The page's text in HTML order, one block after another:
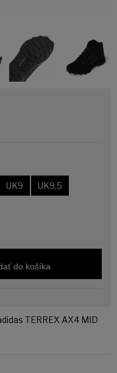
UK9 UK9,5
do košíka
TERREX AX4 MID